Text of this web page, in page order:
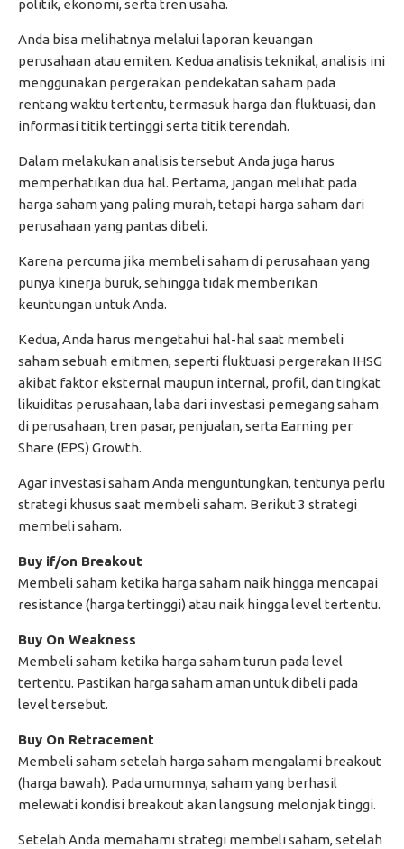
politik, ekonomi, serta tren usaha.
Anda bisa melihatnya melalui laporan keuangan
perusahaan atau emiten. Kedua analisis teknikal, analisis ini
menggunakan pergerakan pendekatan saham pada
rentang waktu tertentu, termasuk harga dan fluktuasi, dan
informasi titik tertinggi serta titik terendah.
Dalam melakukan analisis tersebut Anda juga harus
memperhatikan dua hal. Pertama, jangan melihat pada
harga saham yang paling murah, tetapi harga saham dari
perusahaan yang pantas dibeli.
Karena percuma jika membeli saham di perusahaan yang
punya kinerja buruk, sehingga tidak memberikan
keuntungan untuk Anda.
Kedua, Anda harus mengetahui hal-hal saat membeli
saham sebuah emitmen, seperti fluktuasi pergerakan IHSG
akibat faktor eksternal maupun internal, profil, dan tingkat
likuiditas perusahaan, laba dari investasi pemegang saham
di perusahaan, tren pasar, penjualan, serta Earning per
Share (EPS) Growth.
Agar investasi saham Anda menguntungkan, tentunya perlu
strategi khusus saat membeli saham. Berikut 3 strategi
membeli saham.
Buy if/on Breakout
Membeli saham ketika harga saham naik hingga mencapai
resistance (harga tertinggi) atau naik hingga level tertentu.
Buy On Weakness
Membeli saham ketika harga saham turun pada level
tertentu. Pastikan harga saham aman untuk dibeli pada
level tersebut.
Buy On Retracement
Membeli saham setelah harga saham mengalami breakout
(harga bawah). Pada umumnya, saham yang berhasil
melewati kondisi breakout akan langsung melonjak tinggi.
Setelah Anda memahami strategi membeli saham, setelah